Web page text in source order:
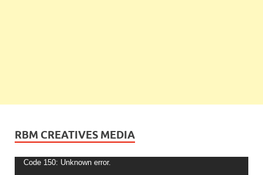
RBM CREATIVES MEDIA
Video
Code 150: Unknown error.